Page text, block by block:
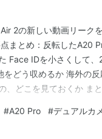
2の新しい動画リーク
まとめ：反転したA20
Face IDを小さくして
をどう収めるか 海外の
、どこを見ておくか ま
。つい2週間前は「次の
#A20 Pro #デュアルカ